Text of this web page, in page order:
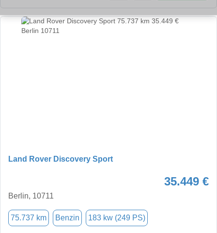
Land Rover Discovery Sport
35.449 €
Berlin, 10711
75.737 km Benzin 183 kw (249 PS)